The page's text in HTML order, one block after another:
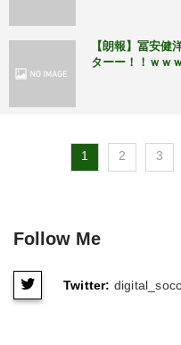
【朗報】冨安健
ターー！！ｗｗ
1 2 3
Follow Me
Twitter: